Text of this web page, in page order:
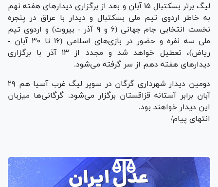
لیگ برتر بسکتبال ۱۵ آبان و بعد از برگزاری دیدار‌های هفته نهم
به خاطر اردوی تیم ملی بسکتبال و دیدار با عراق در پنجره
نخست انتخابی جام جهانی (۶ و ۹ آذر - بیروت) و اردوی تیم
ملی سه نفره و حضور در بازی‌های اسلامی (۱۶ تا ۳۰ آبان -
ریاض)، تعطیل خواهد شد و مجدد از ۱۳ آذر با برگزاری
دیدار‌های هفته دهم از سر گرفته می‌شود.
دومین دیدار شهرداری گرگان در سوپر لیگ غرب آسیا هم ۲۹
آبان برابر آستانه قزاقستان برگزار می‌شود. گرگانی‌ها میزبان
این دیدار خواهند بود.
انتهای پیام/